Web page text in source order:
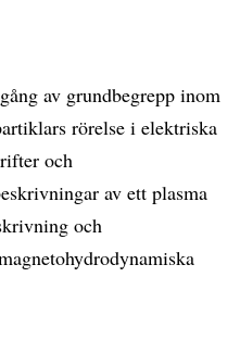
av grundbegrepp inom
rörelse i elektriska
och
av ett plasma
och